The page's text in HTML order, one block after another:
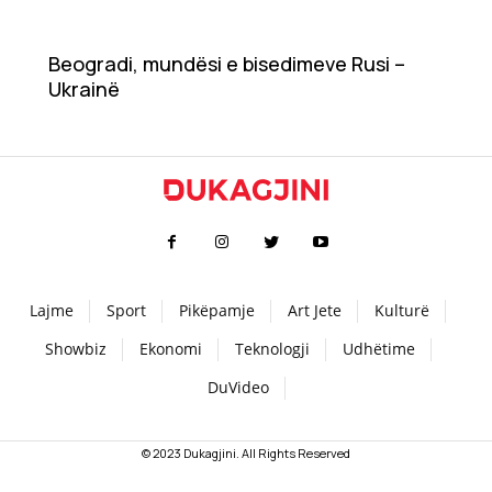
Udhëtime
DuVideo
Beogradi, mundësi e bisedimeve Rusi –
Ukrainë
Lajme Sport Pikëpamje Art Jete
Kulturë
Showbiz
Ekonomi Teknologji
Udhëtime
DuVideo
© 2023 Dukagjini. All Rights Reserved